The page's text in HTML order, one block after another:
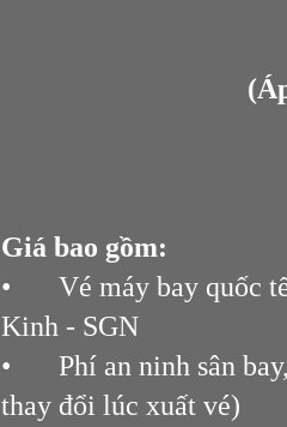
Giá bao gồm:
•
Vé máy bay quốc
Kinh - SGN
•
Phí an ninh sân
thay đổi lúc xuất vé)